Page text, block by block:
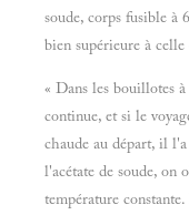
soude, corps fusible à
bien supérieure à celle
« Dans les bouillotes
continue, et si le
chaude au départ, il
l'acétate de soude, on
température